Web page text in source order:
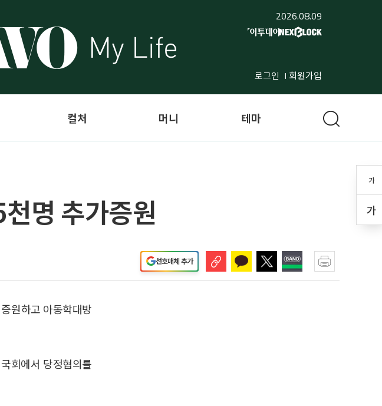
2026.08.09
로그인 회원가입
가
가
컬처 머니 테마
명 추가증원
선호매체 추가
원하고 아동학대방
회에서 당정협의를